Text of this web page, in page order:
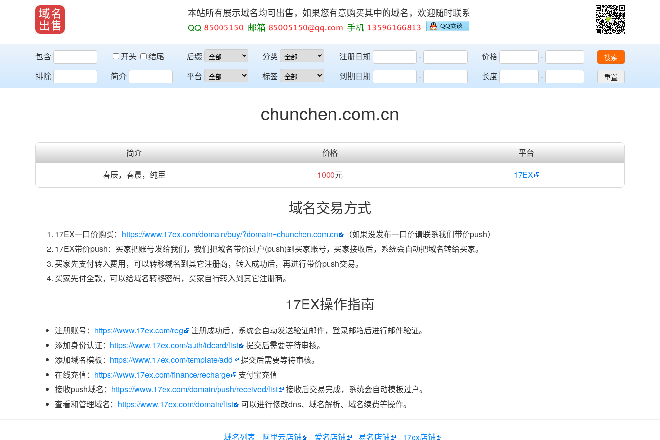
本站所有展示域名均可出售，如果您有意购买其中的域名，欢迎随时联系
QQ
邮箱 手机
包含 开头
结尾
排除
简介
后缀
平台
分类
标签
注册日期
-
到期日期
-
价格
-
长度
-
搜索
重置
chunchen.com.cn
简介 价格
平台
春辰，春晨，纯臣
1000元 17EX
域名交易方式
17EX一口价购买： https://www.17ex.com/domain/buy/?domain=chunchen.com.cn
（如果没发布一口价请联系我们带价push）
17EX带价push：买家把账号发给我们，我们把域名带价过户(push)到买家账号，买家接收后，系统会自动把域名转给买家。
买家先支付转入费用，可以转移域名到其它注册商，转入成功后，再进行带价push交易。
买家先付全款，可以给域名转移密码，买家自行转入到其它注册商。
17EX操作指南
注册账号： https://www.17ex.com/reg
注册成功后，系统会自动发送验证邮件，登录邮箱后进行邮件验证。
添加身份认证： https://www.17ex.com/auth/idcard/list
提交后需要等待审核。
添加域名模板： https://www.17ex.com/template/add
提交后需要等待审核。
在线充值： https://www.17ex.com/finance/recharge
支付宝充值
接收push域名： https://www.17ex.com/domain/push/received/list
接收后交易完成，系统会自动模板过户。
查看和管理域名： https://www.17ex.com/domain/list 可以进行修改dns、域名解析、域名续费等操作。
域名列表 阿里云店铺 爱名店铺 易名店铺 17ex店铺